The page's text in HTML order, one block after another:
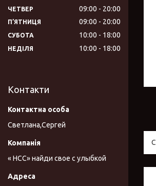
ЧЕТВЕР 09:00 20:00
ПʼЯТНИЦЯ 09:00 20:00
СУБОТА 10:00 18:00
НЕДІЛЯ 10:00 18:00
Контакти
Светлана,Сергей
« НСС» найди свое с улыбкой